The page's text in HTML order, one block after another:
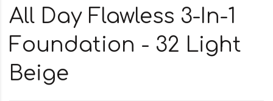
All Day Flawless 3-In-1
Foundation - 32 Light
Beige